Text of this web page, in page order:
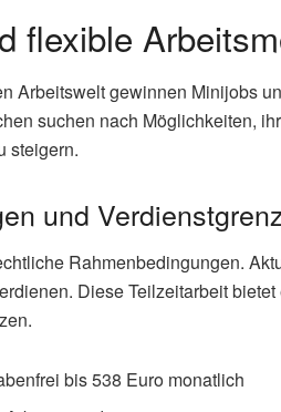
flexible
Arbeitswelt gewinnen Minijobs
suchen nach Möglichkeiten,
steigern.
und
Rahmenbedingungen.
Diese Teilzeitarbeit
bis 538 Euro monatlich